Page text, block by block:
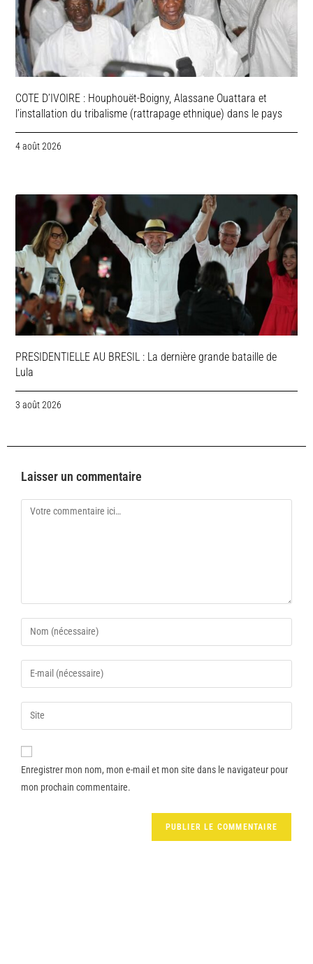
COTE D’IVOIRE : Houphouët-Boigny, Alassane Ouattara et
l’installation du tribalisme (rattrapage ethnique) dans le pays
4 août 2026
PRESIDENTIELLE AU BRESIL : La dernière grande bataille de
Lula
3 août 2026
Laisser un commentaire
Enregistrer mon nom, mon e-mail et mon site dans le navigateur pour
mon prochain commentaire.